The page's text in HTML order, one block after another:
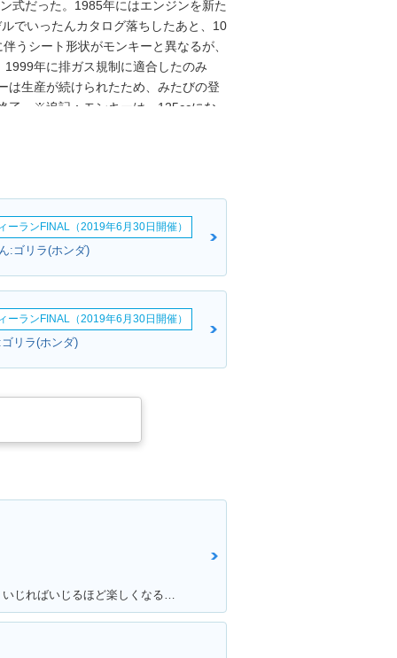
式だった。1985年にはエンジンを新た
でいったんカタログ落ちしたあと、10
うシート形状がモンキーと異なるが、
年に排ガス規制に適合したのみ
は生産が続けられたため、みたびの登
了。※追記：モンキーは、125ccにな
ーランFINAL（2019年6月30日開催）
:ゴリラ(ホンダ)
ーランFINAL（2019年6月30日開催）
リラ(ホンダ)
満足ポイント:ちっちゃいけど速い！いじればいじるほど楽しくなるバイク！カスタムパーツも社外で豊富にあるため楽しい！